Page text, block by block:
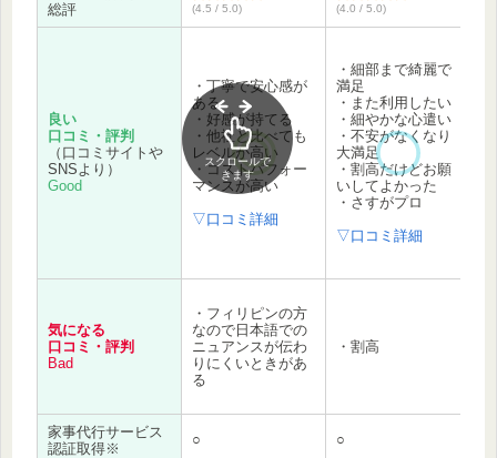
総評
(4.5 / 5.0) (4.0 / 5.0)
良い
口コミ・評判
（口コミサイトや
SNSより）
Good
・丁寧で安心感が
ある
・好感が持てる
・他社と比べても
レベルが高い
・コストパフォー
マンスが高い
▽口コミ詳細
・細部まで綺麗で
満足
・また利用したい
・細やかな心遣い
・不安がなくなり
大満足
・割高だけどお願
いしてよかった
・さすがプロ
▽口コミ詳細
気になる
口コミ・評判
Bad
・フィリピンの方
なので日本語での
ニュアンスが伝わ
りにくいときがあ
る
・割高
家事代行サービス
認証取得※
○ ○
スクロールで
きます